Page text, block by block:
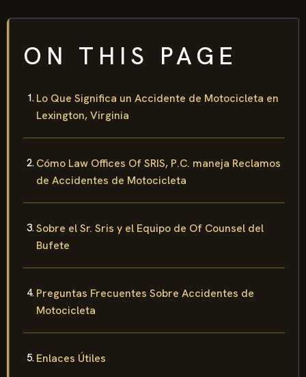
ON THIS PAGE
Lo Que Significa un Accidente de Motocicleta en
Lexington, Virginia
Cómo Law Offices Of SRIS, P.C. maneja Reclamos
de Accidentes de Motocicleta
Sobre el Sr. Sris y el Equipo de Of Counsel del
Bufete
Preguntas Frecuentes Sobre Accidentes de
Motocicleta
Enlaces Útiles